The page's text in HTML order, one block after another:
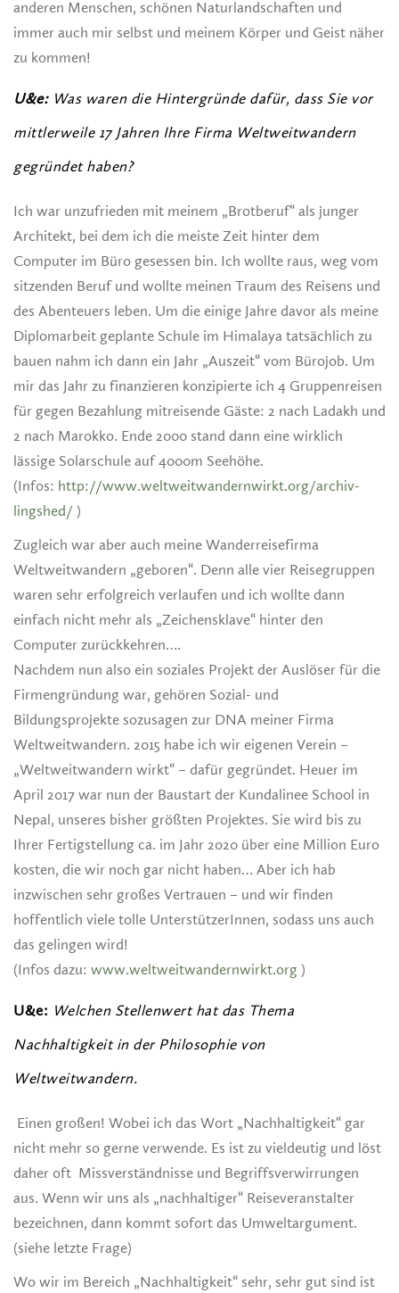
anderen Menschen, schönen Naturlandschaften und
immer auch mir selbst und meinem Körper und Geist näher
zu kommen!
U&e: Was waren die Hintergründe dafür, dass Sie vor
mittlerweile 17 Jahren Ihre Firma Weltweitwandern
gegründet haben?
Ich war unzufrieden mit meinem „Brotberuf“ als junger
Architekt, bei dem ich die meiste Zeit hinter dem
Computer im Büro gesessen bin. Ich wollte raus, weg vom
sitzenden Beruf und wollte meinen Traum des Reisens und
des Abenteuers leben. Um die einige Jahre davor als meine
Diplomarbeit geplante Schule im Himalaya tatsächlich zu
bauen nahm ich dann ein Jahr „Auszeit“ vom Bürojob. Um
mir das Jahr zu finanzieren konzipierte ich 4 Gruppenreisen
für gegen Bezahlung mitreisende Gäste: 2 nach Ladakh und
2 nach Marokko. Ende 2000 stand dann eine wirklich
lässige Solarschule auf 4000m Seehöhe.
(Infos: http://www.weltweitwandernwirkt.org/archiv-
lingshed/ )
Zugleich war aber auch meine Wanderreisefirma
Weltweitwandern „geboren“. Denn alle vier Reisegruppen
waren sehr erfolgreich verlaufen und ich wollte dann
einfach nicht mehr als „Zeichensklave“ hinter den
Computer zurückkehren….
Nachdem nun also ein soziales Projekt der Auslöser für die
Firmengründung war, gehören Sozial- und
Bildungsprojekte sozusagen zur DNA meiner Firma
Weltweitwandern. 2015 habe ich wir eigenen Verein –
„Weltweitwandern wirkt“ – dafür gegründet. Heuer im
April 2017 war nun der Baustart der Kundalinee School in
Nepal, unseres bisher größten Projektes. Sie wird bis zu
Ihrer Fertigstellung ca. im Jahr 2020 über eine Million Euro
kosten, die wir noch gar nicht haben… Aber ich hab
inzwischen sehr großes Vertrauen – und wir finden
hoffentlich viele tolle UnterstützerInnen, sodass uns auch
das gelingen wird!
(Infos dazu: www.weltweitwandernwirkt.org )
U&e: Welchen Stellenwert hat das Thema
Nachhaltigkeit in der Philosophie von
Weltweitwandern.
Einen großen! Wobei ich das Wort „Nachhaltigkeit“ gar
nicht mehr so gerne verwende. Es ist zu vieldeutig und löst
daher oft Missverständnisse und Begriffsverwirrungen
aus. Wenn wir uns als „nachhaltiger“ Reiseveranstalter
bezeichnen, dann kommt sofort das Umweltargument.
(siehe letzte Frage)
Wo wir im Bereich „Nachhaltigkeit“ sehr, sehr gut sind ist